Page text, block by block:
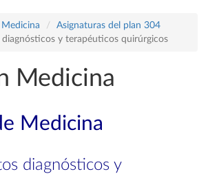
Asignaturas del plan 304
diagnósticos y terapéuticos quirúrgicos
Medicina
Medicina
diagnósticos y